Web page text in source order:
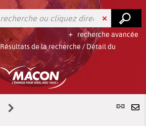
recherche avancée
Résultats de la recherche / Détail du
Page